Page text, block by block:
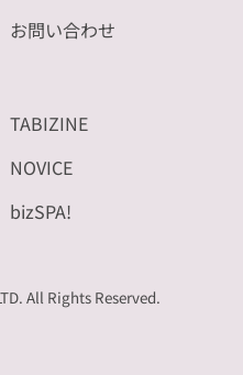
お問い合わせ
TABIZINE
NOVICE
bizSPA!
All Rights Reserved.